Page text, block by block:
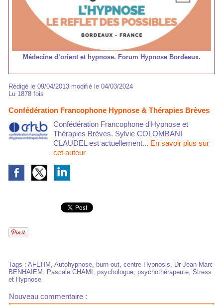
Médecine d’orient et hypnose. Forum Hypnose Bordeaux.
Rédigé le 09/04/2013 modifié le 04/03/2024
Lu 1878 fois
Confédération Francophone Hypnose & Thérapies Brèves
Confédération Francophone d'Hypnose et
Thérapies Brèves. Sylvie COLOMBANI
CLAUDEL est actuellement... En savoir plus sur
cet auteur
Tags : AFEHM , Autohypnose, burn-out, centre Hypnosis, Dr Jean-Marc
BENHAIEM , Pascale CHAMI , psychologue, psychothérapeute, Stress
et Hypnose
Nouveau commentaire :